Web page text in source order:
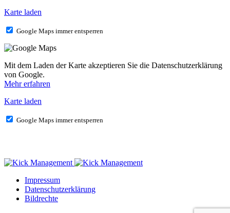
Karte laden
Google Maps immer entsperren
Mit dem Laden der Karte akzeptieren Sie die Datenschutzerklärung
von Google.
Mehr erfahren
Karte laden
Google Maps immer entsperren
Impressum
Datenschutzerklärung
Bildrechte